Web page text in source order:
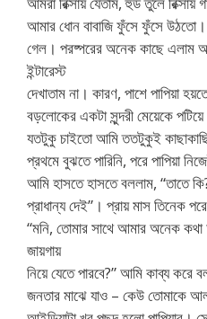
আমার ধোন বাবাজি ফুঁসে ফুঁসে
গেল। পরষ্পরের অনেক কাছে এলাম
ইন্টারেস্ট
দেখাতাম না। কারণ, পাশে পাপিয়া
বড়লোকের একটা সুন্দরী মেয়েকে
যতটুকু চাইতো আমি ততটুকুই
প্রথমে বুঝতে পারিনি, পরে পাপিয়া
আমি হাসতে হাসতে বললাম, “তাতে
প্রাধান্য দেই”। প্রায় মাস তিনেক
“মনি, তোমার সাথে আমার অনেক
জায়গায়
নিয়ে যেতে পারবে?” আমি কাব্য করে
জনতার মাঝে যাও – কেউ তোমাকে